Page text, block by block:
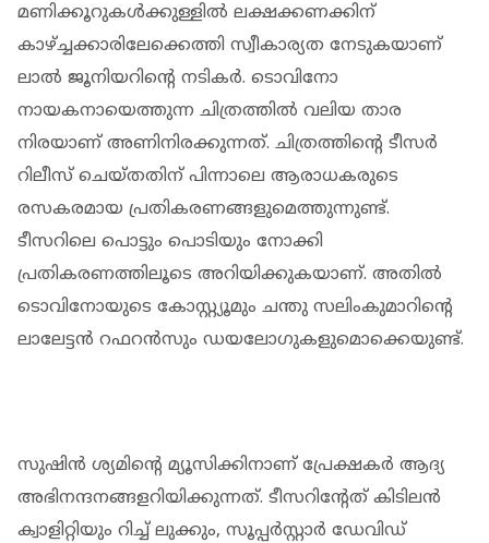
മണിക്കൂറുകൾക്കുള്ളിൽ ലക്ഷക്കണക്കിന്
കാഴ്ച്ചക്കാരിലേക്കെത്തി സ്വീകാര്യത നേടുകയാണ്
ലാൽ ജൂനിയറിന്റെ നടികർ. ടൊവിനോ
നായകനായെത്തുന്ന ചിത്രത്തിൽ വലിയ താര
നിരയാണ് അണിനിരക്കുന്നത്. ചിത്രത്തിന്റെ ടീസർ
റിലീസ് ചെയ്തതിന് പിന്നാലെ ആരാധകരുടെ
രസകരമായ പ്രതികരണങ്ങളുമെത്തുന്നുണ്ട്.
ടീസറിലെ പൊട്ടും പൊടിയും നോക്കി
പ്രതികരണത്തിലൂടെ അറിയിക്കുകയാണ്. അതിൽ
ടൊവിനോയുടെ കോസ്റ്റ്യൂമും ചന്തു സലിംകുമാറിന്റെ
ലാലേട്ടൻ റഫറൻസും ഡയലോഗുകളുമൊക്കെയുണ്ട്.
സുഷിൻ ശ്യമിന്റെ മ്യൂസിക്കിനാണ് പ്രേക്ഷകർ ആദ്യ
അഭിനന്ദനങ്ങളറിയിക്കുന്നത്. ടീസറിന്റേത് കിടിലൻ
ക്വാളിറ്റിയും റിച്ച് ലുക്കും, സൂപ്പർസ്റ്റാർ ഡേവിഡ്